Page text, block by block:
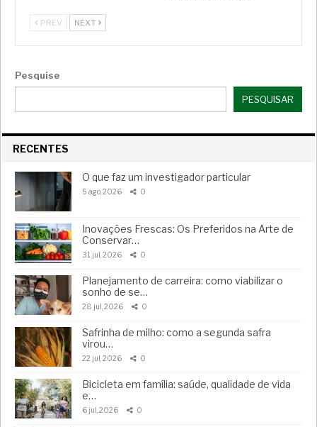
PREV NEXT
Pesquise
PESQUISAR
RECENTES
O que faz um investigador particular
5 ago, 2026 0
Inovações Frescas: Os Preferidos na Arte de
Conservar…
31 jul, 2026 0
Planejamento de carreira: como viabilizar o
sonho de se…
28 jul, 2026 0
Safrinha de milho: como a segunda safra
virou…
22 jul, 2026 0
Bicicleta em família: saúde, qualidade de vida
e…
6 jul, 2026 0